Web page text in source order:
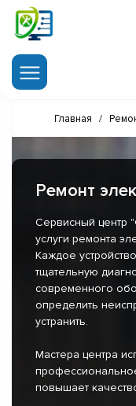
Главная /
Ремонт
Сервисный центр
услуги ремонта
Каждое
тщательную
современного
определить
устранить.
Мастера центра
повышает